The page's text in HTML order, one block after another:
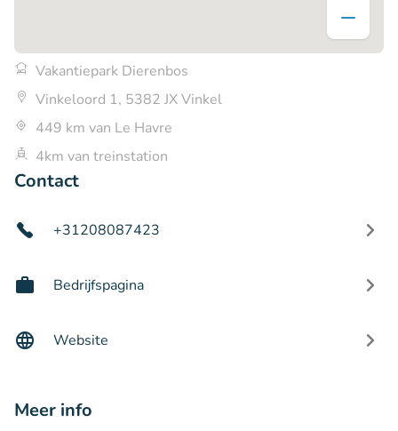
Vakantiepark Dierenbos
Vinkeloord 1, 5382 JX Vinkel
449 km van Le Havre
4km van treinstation
Contact
+31208087423
Bedrijfspagina
Website
Meer info